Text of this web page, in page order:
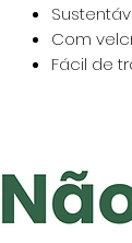
Com
Fácil de